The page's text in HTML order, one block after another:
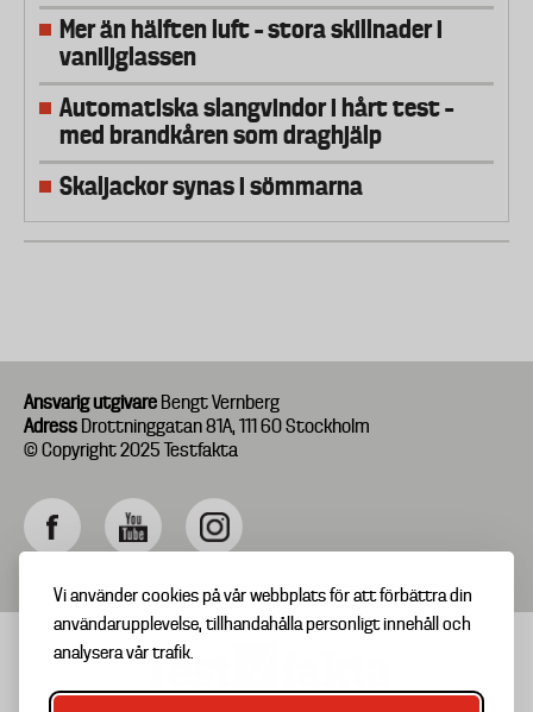
Vi använder cookies på vår webbplats för att förbättra din
användarupplevelse, tillhandahålla personligt innehåll och
analysera vår trafik.
Mer än hälften luft – stora skillnader i
vaniljglassen
Automatiska slangvindor i hårt test –
med brandkåren som draghjälp
Skaljackor synas i sömmarna
Ansvarig utgivare Bengt Vernberg
Adress Drottninggatan 81A, 111 60 Stockholm
© Copyright 2025 Testfakta